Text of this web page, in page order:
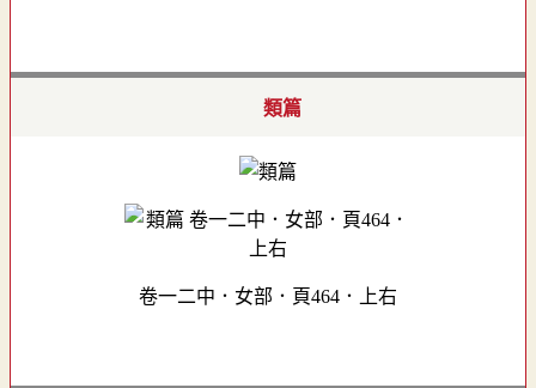
類篇
卷一二中．女部．頁464．上右